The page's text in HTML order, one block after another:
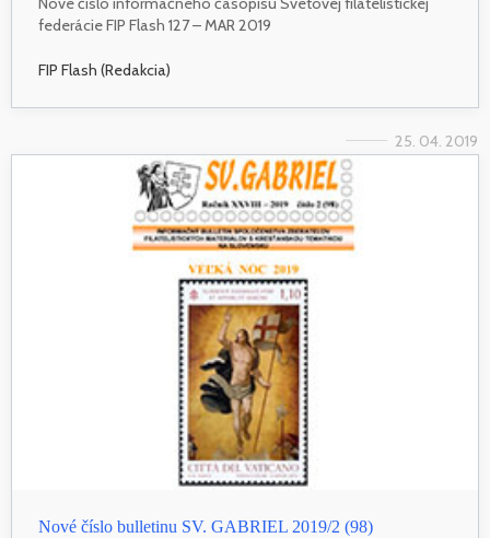
federácie FIP Flash 127 – MAR 2019
FIP Flash (Redakcia)
25. 04. 2019
Nové číslo bulletinu SV. GABRIEL 2019/2 (98)